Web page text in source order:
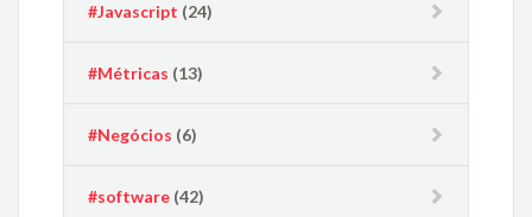
#Javascript (24)
#Métricas (13)
#Negócios (6)
#software (42)